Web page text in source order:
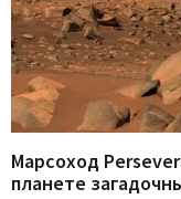
Марсоход
планете